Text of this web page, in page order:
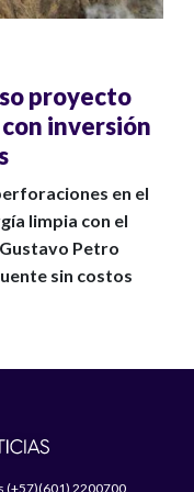
proyecto
inversión
en el
limpia con el
Petro
sin costos
(+57)(601) 2200700